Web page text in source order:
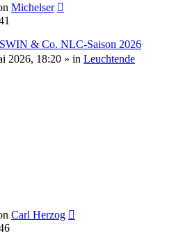
Michelser
& Co. NLC-Saison 2026
2026, 18:20 » in Leuchtende
Carl Herzog